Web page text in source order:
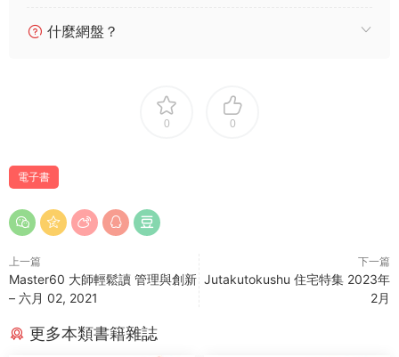
什麼網盤？
0 0
電子書
上一篇
Master60 大師輕鬆讀 管理與創新
– 六月 02, 2021
下一篇
Jutakutokushu 住宅特集 2023年
2月
更多本類書籍雜誌